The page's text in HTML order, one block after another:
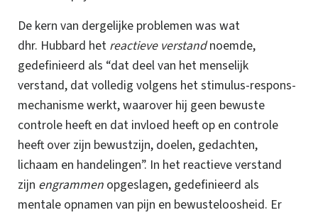
De kern van dergelijke problemen was wat
dhr. Hubbard het reactieve verstandnoemde,
gedefinieerd als “dat deel van het menselijk
verstand, dat volledig volgens het stimulus-respons-
mechanisme werkt, waarover hij geen bewuste
controle heeft en dat invloed heeft op en controle
heeft over zijn bewustzijn, doelen, gedachten,
lichaam en handelingen”. In het reactieve verstand
zijn engrammen opgeslagen, gedefinieerd als
mentale opnamen van pijn en bewusteloosheid. Er